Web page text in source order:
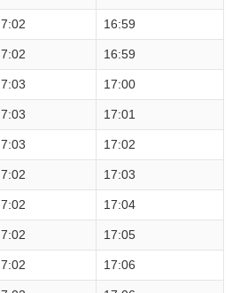
7:02 16:59
7:02 16:59
7:03 17:00
7:03 17:01
7:03 17:02
7:02 17:03
7:02 17:04
7:02 17:05
7:02 17:06